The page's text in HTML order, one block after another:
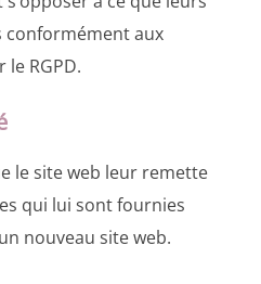
conformément aux
RGPD.
le site web leur remette
qui lui sont fournies
nouveau site web.